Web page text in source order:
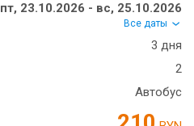
пт, 23.10.2026 - вс, 25.10.2026
Все даты
3 дня
2
Автобус